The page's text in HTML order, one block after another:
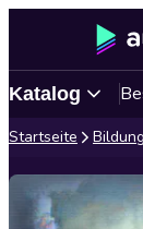
Katalog
Startseite